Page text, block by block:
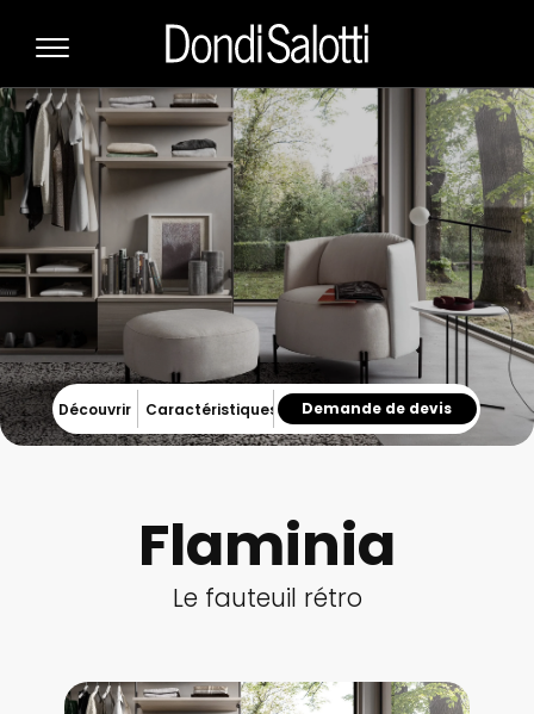
Découvrir Caractéristiques Demande de devis
Flaminia
Le fauteuil rétro